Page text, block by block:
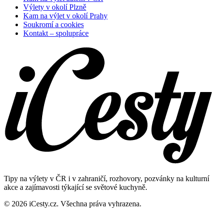
Výlety v okolí Plzně
Kam na výlet v okolí Prahy
Soukromí a cookies
Kontakt – spolupráce
Tipy na výlety v ČR i v zahraničí, rozhovory, pozvánky na kulturní
akce a zajímavosti týkající se světové kuchyně.
© 2026 iCesty.cz. Všechna práva vyhrazena.